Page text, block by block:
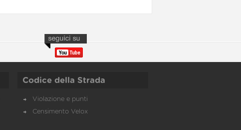
Codice della Strada
Violazione e punti
Censimento Velox